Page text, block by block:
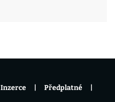
Inzerce Předplatné